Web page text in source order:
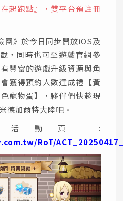
起跑點』，雙平台預註冊
團》於今日同步開放iOS及
，同時也可至遊戲官網參
豐富的遊戲升級資源與角
獲得預約人數達成禮【黃
寵物蛋】，夥伴們快趁現
德加爾特大陸吧。
活動頁 :
RoT/